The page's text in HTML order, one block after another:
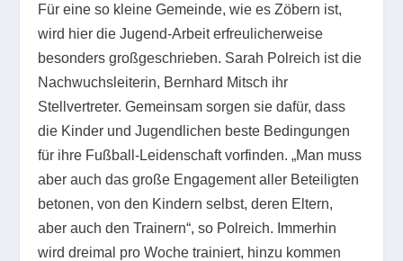
Für eine so kleine Gemeinde, wie es Zöbern ist,
wird hier die Jugend-Arbeit erfreulicherweise
besonders großgeschrieben. Sarah Polreich ist die
Nachwuchsleiterin, Bernhard Mitsch ihr
Stellvertreter. Gemeinsam sorgen sie dafür, dass
die Kinder und Jugendlichen beste Bedingungen
für ihre Fußball-Leidenschaft vorfinden. „Man muss
aber auch das große Engagement aller Beteiligten
betonen, von den Kindern selbst, deren Eltern,
aber auch den Trainern“, so Polreich. Immerhin
wird dreimal pro Woche trainiert, hinzu kommen